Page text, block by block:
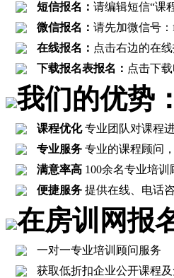
短信报名： 请编辑短信“课
微信报名： 请先加微信号
在线报名： 点击右边的在
下载报名表报名： 点击下
我们的优势：
课程优化专业团队对课程
专业服务 专业的课程顾问
满意率高 100余名专业培
便捷服务 提供在线、电话
在房训网报
一对一专业培训顾问服务
获取低折扣企业公开课程